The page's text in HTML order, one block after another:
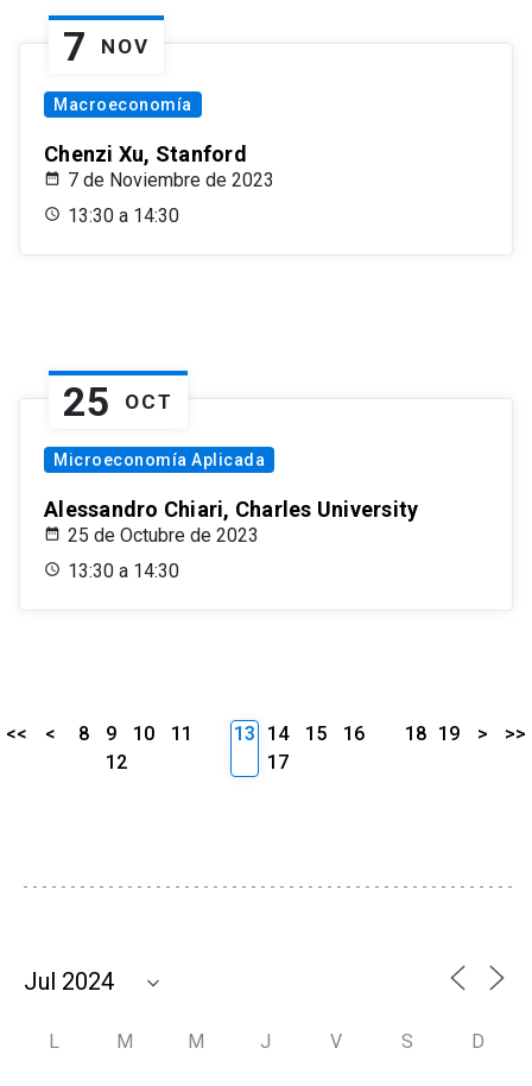
7 NOV
Macroeconomía
Chenzi Xu, Stanford
7 de Noviembre de 2023
13:30 a 14:30
25 OCT
Microeconomía Aplicada
Alessandro Chiari, Charles University
25 de Octubre de 2023
13:30 a 14:30
<< < 8 9 10
11
12
13 14 15
16
17
18 19 > >>
L M M J V S D